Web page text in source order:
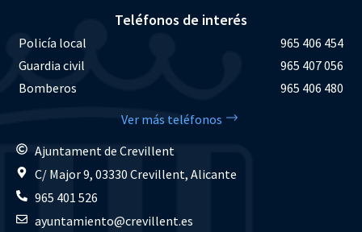
Teléfonos de interés
Policía local
965 406 454
Guardia civil
965 407 056
Bomberos
965 406 480
Ver más teléfonos
Ajuntament de Crevillent
C/ Major 9, 03330 Crevillent, Alicante
965 401 526
ayuntamiento@crevillent.es